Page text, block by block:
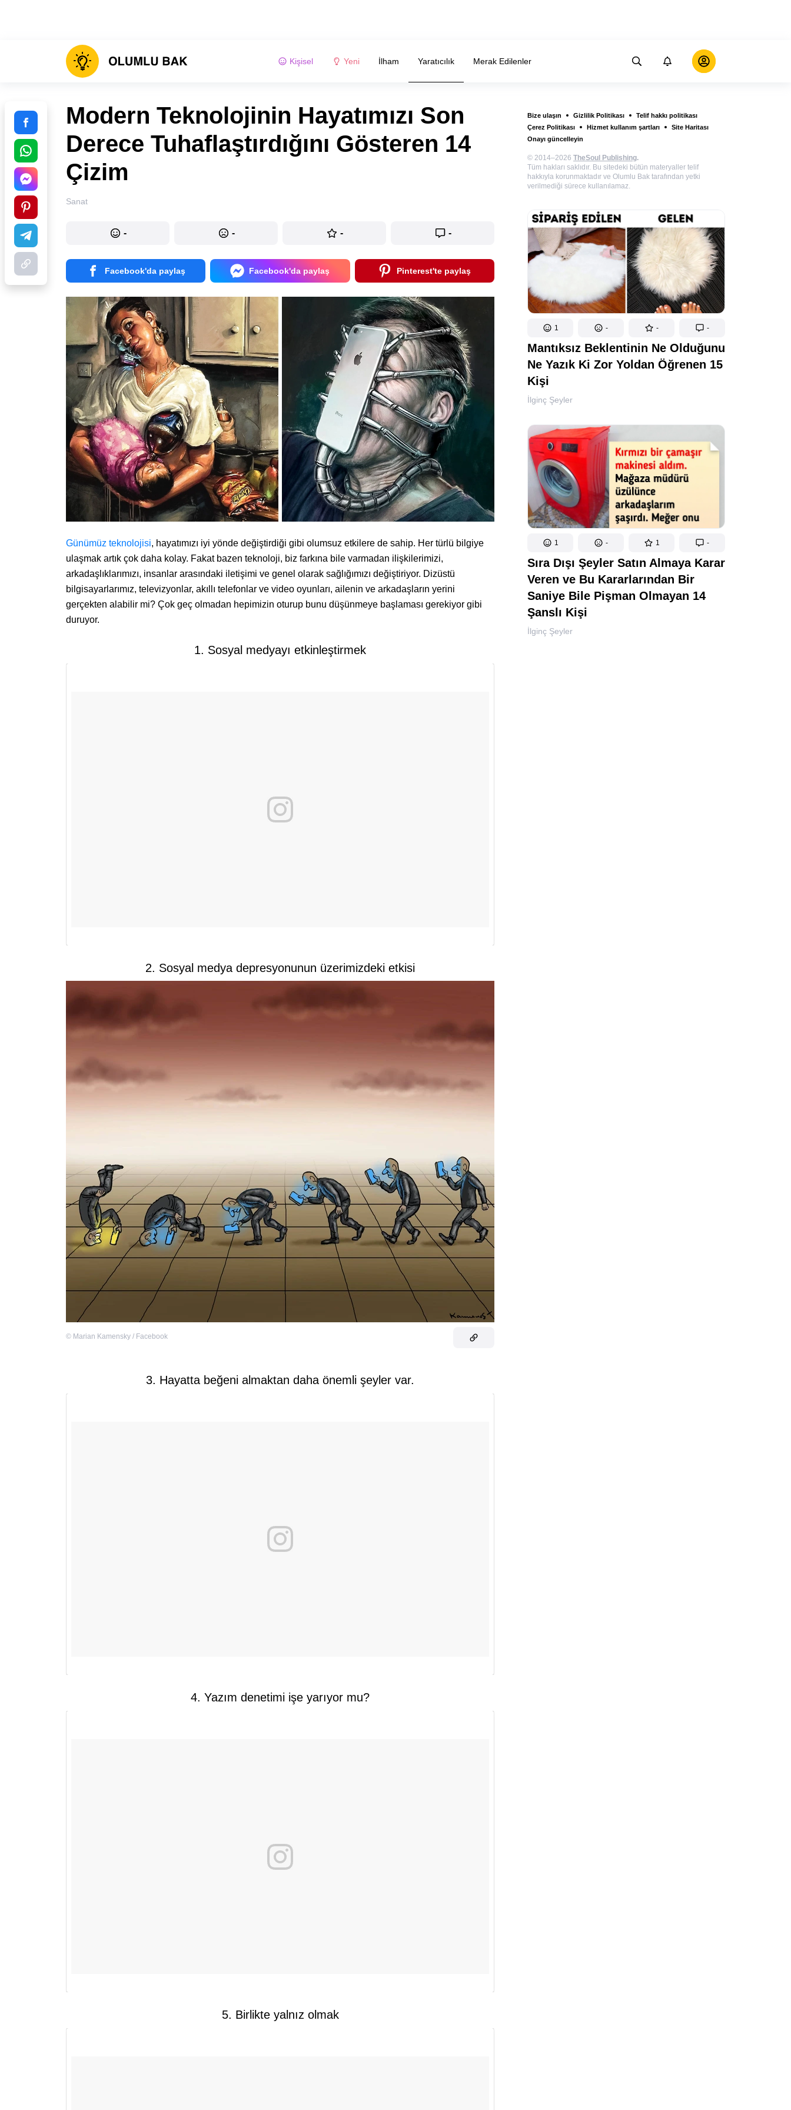
Kişisel Yeni İlham Yaratıcılık Merak Edilenler
Bize ulaşın Gizlilik Politikası
Telif hakkı politikası
Çerez Politikası
Hizmet kullanım şartları
Site Haritası
Onayı güncelleyin
© 2014–2026 TheSoul Publishing.
Tüm hakları saklıdır. Bu sitedeki bütün materyaller telif
hakkıyla korunmaktadır ve Olumlu Bak tarafından yetki
verilmediği sürece kullanılamaz.
1 - - -
Mantıksız Beklentinin Ne Olduğunu
Ne Yazık Ki Zor Yoldan Öğrenen 15
Kişi
İlginç Şeyler
1 - 1 -
Sıra Dışı Şeyler Satın Almaya Karar
Veren ve Bu Kararlarından Bir
Saniye Bile Pişman Olmayan 14
Şanslı Kişi
İlginç Şeyler
Modern Teknolojinin Hayatımızı Son
Derece Tuhaflaştırdığını Gösteren 14
Çizim
Sanat
- - - -
Facebook'da paylaş Facebook'da paylaş Pinterest'te paylaş
Günümüz teknolojisi, hayatımızı iyi yönde değiştirdiği gibi olumsuz etkilere de sahip. Her türlü bilgiye
ulaşmak artık çok daha kolay. Fakat bazen teknoloji, biz farkına bile varmadan ilişkilerimizi,
arkadaşlıklarımızı, insanlar arasındaki iletişimi ve genel olarak sağlığımızı değiştiriyor. Dizüstü
bilgisayarlarımız, televizyonlar, akıllı telefonlar ve video oyunları, ailenin ve arkadaşların yerini
gerçekten alabilir mi? Çok geç olmadan hepimizin oturup bunu düşünmeye başlaması gerekiyor gibi
duruyor.
1. Sosyal medyayı etkinleştirmek
2. Sosyal medya depresyonunun üzerimizdeki etkisi
© Marian Kamensky / Facebook
3. Hayatta beğeni almaktan daha önemli şeyler var.
4. Yazım denetimi işe yarıyor mu?
5. Birlikte yalnız olmak